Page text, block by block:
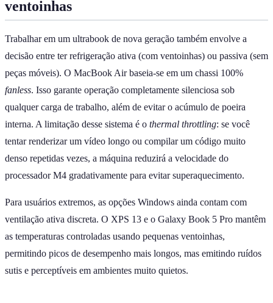
ventoinhas
Trabalhar em um ultrabook de nova geração também envolve a
decisão entre ter refrigeração ativa (com ventoinhas) ou passiva (sem
peças móveis). O MacBook Air baseia-se em um chassi 100%
fanless. Isso garante operação completamente silenciosa sob
qualquer carga de trabalho, além de evitar o acúmulo de poeira
interna. A limitação desse sistema é o thermal throttling: se você
tentar renderizar um vídeo longo ou compilar um código muito
denso repetidas vezes, a máquina reduzirá a velocidade do
processador M4 gradativamente para evitar superaquecimento.
Para usuários extremos, as opções Windows ainda contam com
ventilação ativa discreta. O XPS 13 e o Galaxy Book 5 Pro mantêm
as temperaturas controladas usando pequenas ventoinhas,
permitindo picos de desempenho mais longos, mas emitindo ruídos
sutis e perceptíveis em ambientes muito quietos.